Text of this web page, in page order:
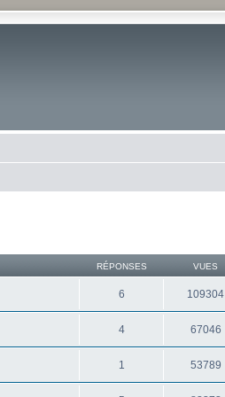
RÉPONSES VUES
6 109304
4 67046
1 53789